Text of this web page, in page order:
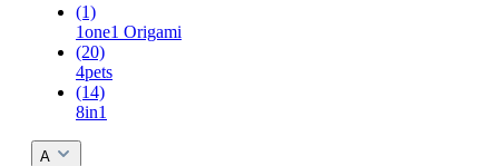
(1)
1one1 Origami
(20)
4pets
(14)
8in1
A